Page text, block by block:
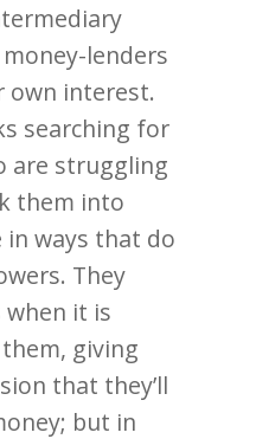
lenders
interest.
searching for
are struggling
them into
ways that do
They
it is
giving
that they’ll
but in